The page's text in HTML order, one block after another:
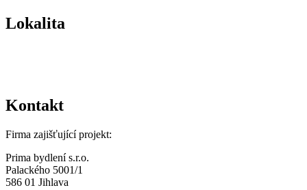
Lokalita
Kontakt
Firma zajišťující projekt:
Prima bydlení s.r.o.
Palackého 5001/1
586 01 Jihlava